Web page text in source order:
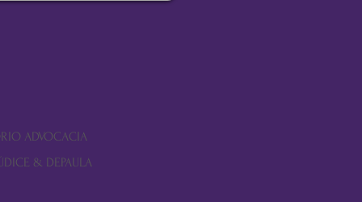
ADVOCACIA
& DEPAULA